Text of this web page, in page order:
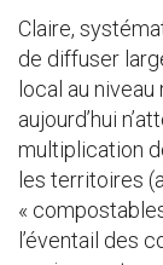
Claire,
de diffuser
local au
aujourd’hui
multiplication
les territoires
«
l’éventail des